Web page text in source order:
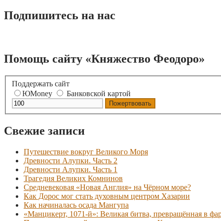
Подпишитесь на нас
Помощь сайту «Княжество Феодоро»
Поддержать сайт
ЮMoney
Банковской картой
Свежие записи
Путешествие вокруг Великого Моря
Древности Алупки. Часть 2
Древности Алупки. Часть 1
Трагедия Великих Комнинов
Средневековая «Новая Англия» на Чёрном море?
Как Дорос мог стать духовным центром Хазарии
Как начиналась осада Мангупа
«Манцикерт, 1071-й»: Великая битва, превращённая в